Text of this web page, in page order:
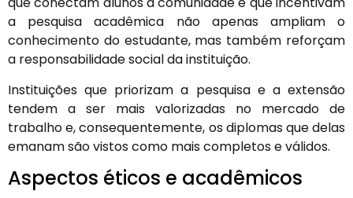
a pesquisa acadêmica não apenas ampliam o
conhecimento do estudante, mas também reforçam
a responsabilidade social da instituição.
Instituições que priorizam a pesquisa e a extensão
tendem a ser mais valorizadas no mercado de
trabalho e, consequentemente, os diplomas que delas
emanam são vistos como mais completos e válidos.
Aspectos éticos e acadêmicos